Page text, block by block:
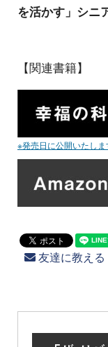
を活かす」シニ
【関連書籍】
※発売日に公開いたしま
友達に教える